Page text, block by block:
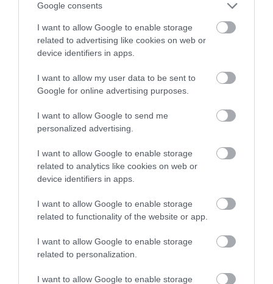
Google consents
I want to allow Google to enable storage
related to advertising like cookies on web or
device identifiers in apps.
I want to allow my user data to be sent to
Google for online advertising purposes.
I want to allow Google to send me
personalized advertising.
I want to allow Google to enable storage
related to analytics like cookies on web or
device identifiers in apps.
I want to allow Google to enable storage
related to functionality of the website or app.
I want to allow Google to enable storage
related to personalization.
I want to allow Google to enable storage
A DENEVÉR, AKI ÚTKÖZBEN VACSORÁZOTT – ÉS EZT 1200
MÉTER MAGASAN TETTE
KÖVETKEZŐ CIKK
A PINGVINEK TÉNYLEG NEM ESNEK ORRA A REPÜLŐK
HANGJÁTÓL? – EGY RÉGI MÍTOSZ ÚJRA VIZSGÁLVA
HASONLÓ ÉRDEKESSÉGEK